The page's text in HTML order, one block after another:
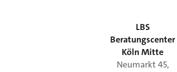
LBS
Beratungscenter
Köln Mitte
Neumarkt 45,